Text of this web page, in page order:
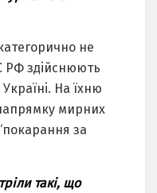
нe
РФ здiйcнюють
На їхню
мирних
за
такi, щo